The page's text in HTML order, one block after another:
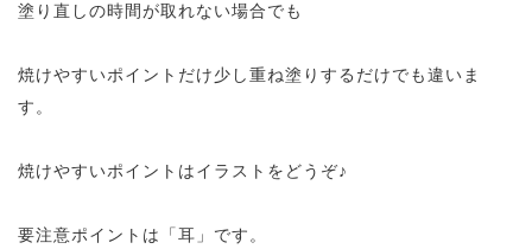
塗り直しの時間が取れない場合でも
焼けやすいポイントだけ少し重ね塗りするだけでも違いま
す。
焼けやすいポイントはイラストをどうぞ♪
要注意ポイントは「耳」です。